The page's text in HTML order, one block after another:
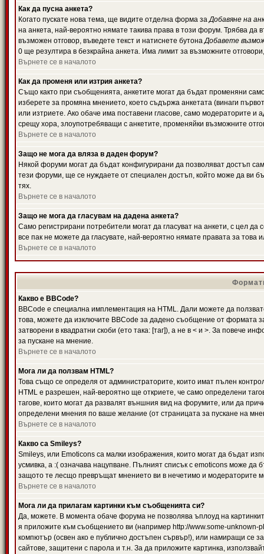
Как да пусна анкета?
Когато пускате нова тема, ще видите отделна форма заДобавяне на
на анкета, най-вероятно нямате такива права в този форум. Трябва да
възможен отговор, въведете текст и натиснете бутонаДобавете
0 ще резултира в безкрайна анкета. Има лимит за възможните
Върнете се в началото
Как да променя или изтрия анкета?
Също както при съобщенията, анкетите могат да бъдат променяни
изберете за промяна мнението, което съдържа анкетата (винаги
или изтриете. Ако обаче има поставени гласове, само модераторите и
срещу хора, злоупотребяващи с анкетите, променяйки възможните
Върнете се в началото
Защо не мога да вляза в даден форум?
Някой форуми могат да бъдат конфигурирани да позволяват достъп
тези форуми, ще се нуждаете от специален достъп, който може да ви
тях.
Върнете се в началото
Защо не мога да гласувам на дадена анкета?
Само регистрирани потребители могат да гласуват на анкети, с цел
все пак не можете да гласувате, най-вероятно нямате правата за това
Върнете се в началото
Какво е BBCode?
BBCode е специална имплементация на HTML. Дали можете да
това, можете да изключите BBCode за дадено съобщение от формата
затворени в квадратни скоби (ето така: [таг]), а не в < и >. За повече
за пускане на мнение.
Върнете се в началото
Мога ли да ползвам HTML?
Това също се определя от администраторите, които имат пълен
HTML е разрешен, най-вероятно ще откриете, че само определени
тагове, които могат да развалят външния вид на форумите, или да
определени мнения по ваше желание (от страницата за пускане на
Върнете се в началото
Какво са Smileys?
Smileys, или Emoticons са малки изображения, които могат да бъдат
усмивка, а :( означава нацупване. Пълният списък с emoticons може да
защото те лесщо превръщат мнението ви в нечетимо и модераторите
Върнете се в началото
Мога ли да прилагам картинки към съобщенията си?
Да, можете. В момента обаче форума не позволява ъплоуд на
я приложите към съобщението ви (например http://www.some-
компютър (освен ако е публично достъпен сървър!), или намиращи се
сайтове, защитени с парола и т.н. За да приложите картинка,